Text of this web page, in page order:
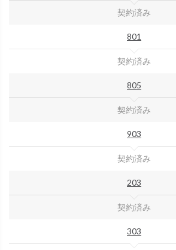
契約済み
801
契約済み
805
契約済み
903
契約済み
203
契約済み
303